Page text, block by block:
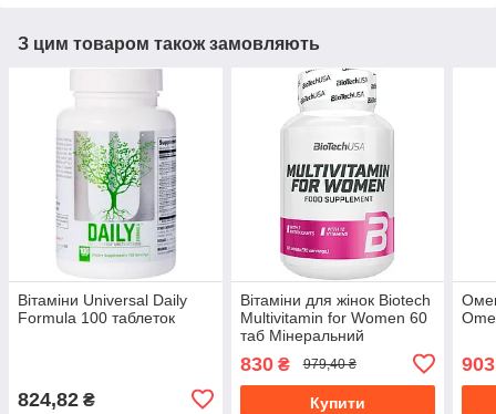
З цим товаром також замовляють
Вітаміни Universal Daily
Formula 100 таблеток
824,82 ₴
Вітаміни для жінок Biotech
Multivitamin for Women 60
таб Мінеральний
830₴ 979,40 ₴
Купити
903